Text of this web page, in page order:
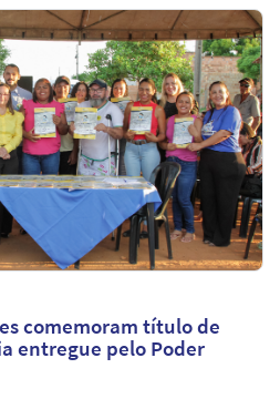
comemoram título de
entregue pelo Poder